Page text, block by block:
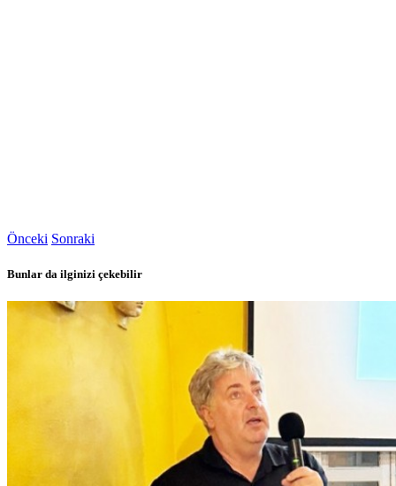
Önceki Sonraki
Bunlar da ilginizi çekebilir